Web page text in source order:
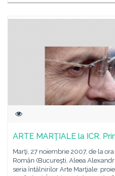
ARTE MARŢIALE la ICR.
Marţi, 27 noiembrie 2007, de la
Român (Bucureşti, Aleea
seria întâlnirilor Arte Marţiale: